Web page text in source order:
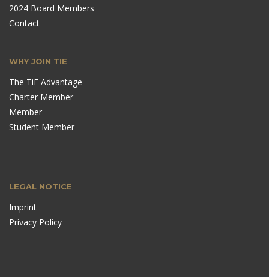
2024 Board Members
Contact
WHY JOIN TIE
The TiE Advantage
Charter Member
Member
Student Member
LEGAL NOTICE
Imprint
Privacy Policy